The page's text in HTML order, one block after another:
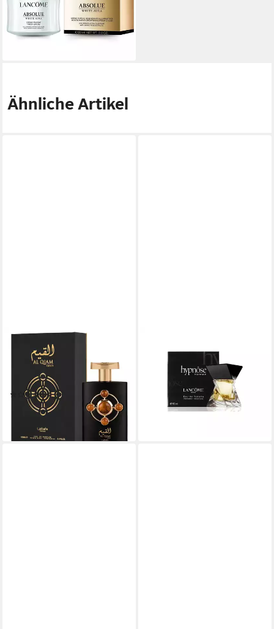
240,00 €
382,00 €
(4.000,00 €/ 1 l)
-37%
Ähnliche Artikel
Eau de Parfum Pride Al Qiam
Gold, Glasflakon, Parfüm EDP,
Unisex Duft
(1)
40,90 €
(409,00 €/ 1 l)
lieferbar - in 2-3 Werktagen bei dir
Eau de Toilette Lancome
Hypnose Homme EDT 75 ml
(5.500,00 €/ 1 l)
lieferbar - in 4-5 Werktagen bei dir